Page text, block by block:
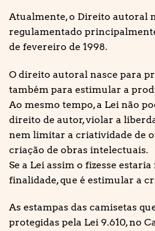
Atualmente, o Direito autoral
regulamentado principalmente
de fevereiro de 1998.
O direito autoral nasce para
também para estimular a
Ao mesmo tempo, a Lei não
direito de autor, violar a
nem limitar a criatividade de
criação de obras intelectuais.
Se a Lei assim o fizesse
finalidade, que é estimular a
As estampas das camisetas
protegidas pela Lei 9.610, no